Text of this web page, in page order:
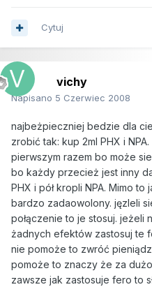
Cytuj
vichy
Napisano 5 Czerwiec 2008
najbeżpieczniej bedzie dla
zrobić tak: kup 2ml PHX i
pierwszym razem bo może
bo każdy przecież jest inny
PHX i pół kropli NPA. Mimo to
bardzo zadaowolony. jęzleli
połączenie to je stosuj. jeżeli
żadnych efektów zastosuj te
nie pomoże to zwróć
pomoże to znaczy że za
zawsze jak zastosuje fero to